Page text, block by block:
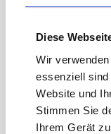
Diese
Wir
essenziell
Website und
Stimmen Sie
Ihrem Gerät
Aktionen
E-
Mail-
Adresse*